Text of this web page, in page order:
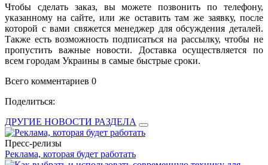
Чтобы сделать заказ, вы можете позвонить по телефону,
указанному на сайте, или же оставить там же заявку, после
которой с вами свяжется менеджер для обсуждения деталей.
Также есть возможность подписаться на рассылку, чтобы не
пропустить важные новости. Доставка осуществляется по
всем городам Украины в самые быстрые сроки.
Всего комментариев 0
Поделиться:
ДРУГИЕ НОВОСТИ РАЗДЕЛА
Пресс-релизы
Реклама, которая будет работать